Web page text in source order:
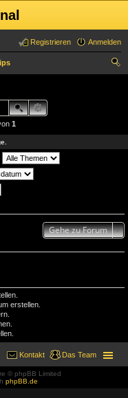
Anmelden
Registrieren
1
Gehe zu Forum
erstellen.
Das Team
Kontakt
© phpBB Limited
phpBB.de